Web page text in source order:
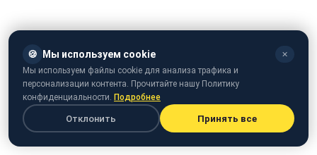
🍪 Мы используем cookie ✕
Мы используем файлы cookie для анализа трафика и
персонализации контента. Прочитайте нашу Политику
конфиденциальности. Подробнее
Отклонить Принять все